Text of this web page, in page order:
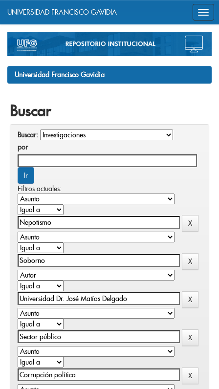
navigation
UNIVERSIDAD FRANCISCO GAVIDIA
Universidad Francisco Gavidia
Buscar
Buscar:
por
Filtros actuales: